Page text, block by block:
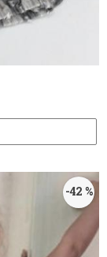
-42 %